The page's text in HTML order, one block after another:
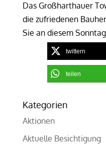
Das Großharthauer
die zufriedenen
Sie an diesem
twittern
teilen
Kategorien
Aktionen
Aktuelle Besichtigung